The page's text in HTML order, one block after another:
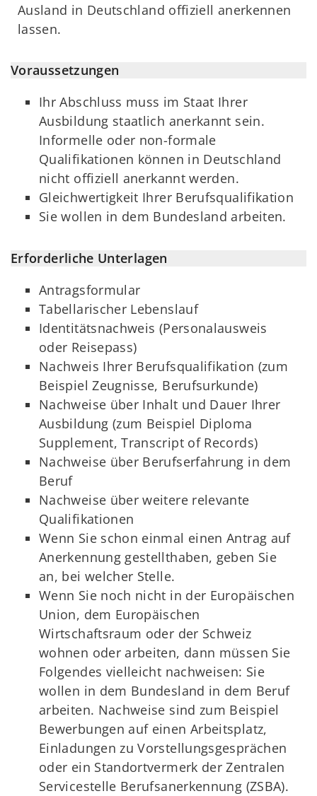
Ausland in Deutschland offiziell anerkennen
lassen.
Voraussetzungen
Ihr Abschluss muss im Staat Ihrer
Ausbildung staatlich anerkannt sein.
Informelle oder non-formale
Qualifikationen können in Deutschland
nicht offiziell anerkannt werden.
Gleichwertigkeit Ihrer Berufsqualifikation
Sie wollen in dem Bundesland arbeiten.
Erforderliche Unterlagen
Antragsformular
Tabellarischer Lebenslauf
Identitätsnachweis (Personalausweis
oder Reisepass)
Nachweis Ihrer Berufsqualifikation (zum
Beispiel Zeugnisse, Berufsurkunde)
Nachweise über Inhalt und Dauer Ihrer
Ausbildung (zum Beispiel Diploma
Supplement, Transcript of Records)
Nachweise über Berufserfahrung in dem
Beruf
Nachweise über weitere relevante
Qualifikationen
Wenn Sie schon einmal einen Antrag auf
Anerkennung gestellthaben, geben Sie
an, bei welcher Stelle.
Wenn Sie noch nicht in der Europäischen
Union, dem Europäischen
Wirtschaftsraum oder der Schweiz
wohnen oder arbeiten, dann müssen Sie
Folgendes vielleicht nachweisen: Sie
wollen in dem Bundesland in dem Beruf
arbeiten. Nachweise sind zum Beispiel
Bewerbungen auf einen Arbeitsplatz,
Einladungen zu Vorstellungsgesprächen
oder ein Standortvermerk der Zentralen
Servicestelle Berufsanerkennung (ZSBA).